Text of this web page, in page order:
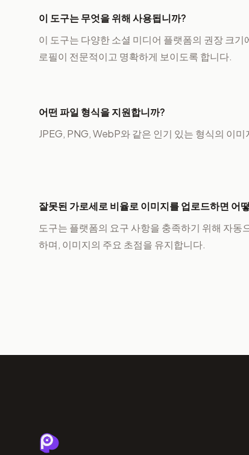
이 도구는 무엇을 위해 사용됩니까?
이 도구는 다양한 소셜 미디어 플랫폼의 권장 크
로필이 전문적이고 명확하게 보이도록 합니다.
어떤 파일 형식을 지원합니까?
JPEG, PNG, WebP와 같은 인기 있는 형식의 이
잘못된 가로세로 비율로 이미지를 업로드하면 어
도구는 플랫폼의 요구 사항을 충족하기 위해 자동
하며, 이미지의 주요 초점을 유지합니다.